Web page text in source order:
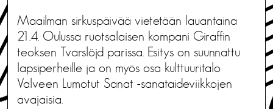
Maailman sirkuspäivää vietetään lauantaina
21.4. Oulussa ruotsalaisen kompani Giraffin
teoksen Tvarslöjd parissa. Esitys on suunnattu
lapsiperheille ja on myös osa kulttuuritalo
Valveen Lumotut Sanat -sanataideviikkojen
avajaisia.